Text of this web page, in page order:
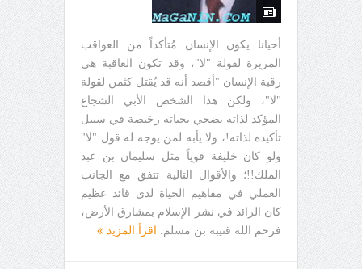
أحيانا يكون الإنسان مُتأكداً من العواقب
المريرة لقولة "لا"، وقد تكون العاقبة هي
رقبة الإنسان "أقصد أنه قد يُقتل كثمن لقولة
"لا"، ولكن هذا الشخص الأبي الشجاع
المؤكد لذاته يضحي بحياته رخيصة في سبيل
تأكيده لذاته!، ولا يأبه لمن يوجه له قول "لا"
ولو كان خليفة قوياً مثل سليمان بن عبد
الملك!!؛ والأقوال التالية تتفق مع الجانب
العملي في مفاهيم الحياة لدى قائد عظيم
كان الرائد في نشر الإسلام بمشارق الأرض،
فرحم الله قتيبة بن مسلم.
اقرأ المزيد